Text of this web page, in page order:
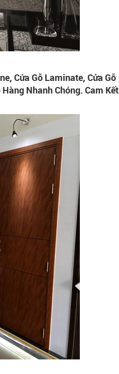
Cửa Gỗ Laminate, Cửa Gỗ
Nhanh Chóng. Cam Kết